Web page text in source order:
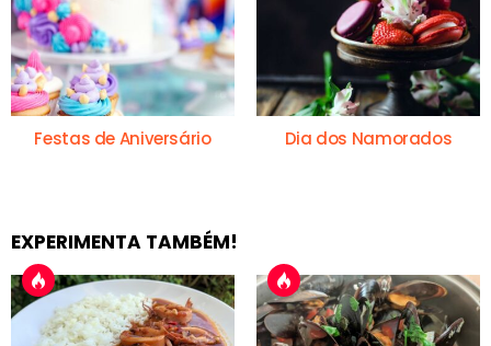
Festas de Aniversário Dia dos Namorados
EXPERIMENTA TAMBÉM!